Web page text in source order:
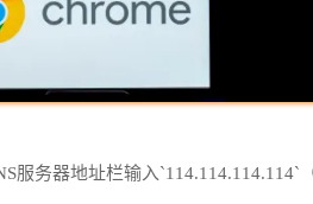
务器地址栏输入`114.114.114.114`